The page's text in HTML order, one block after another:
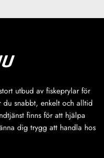
har
väljas
på
produktsidan
utbud av fiskeprylar för
snabbt, enkelt och alltid
finns för att hjälpa
dig trygg att handla hos